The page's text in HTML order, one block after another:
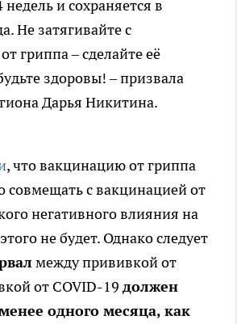
и сохраняется в
Не затягивайте с
гриппа – сделайте её
здоровы! – призвала
Дарья Никитина.
, что вакцинацию от гриппа
с вакцинацией от
негативного влияния на
не будет. Однако следует
между прививкой от
от COVID-19 должен
одного месяца, как